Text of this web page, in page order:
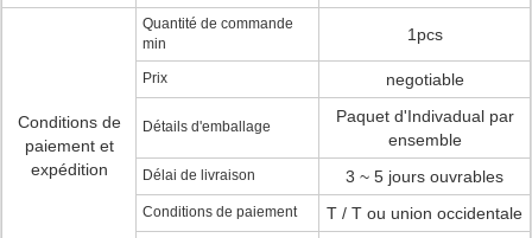
Conditions de
paiement et
expédition
Quantité de commande
min
1pcs
Prix negotiable
Détails d'emballage
Paquet d'Indivadual par
ensemble
Délai de livraison 3 ~ 5 jours ouvrables
Conditions de paiement T / T ou union occidentale